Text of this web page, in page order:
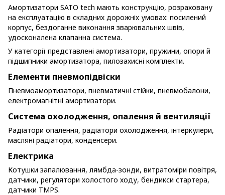
Амортизатори SATO tech мають конструкцію, розраховану
на експлуатацію в складних дорожніх умовах: посилений
корпус, бездоганне виконання зварювальних швів,
удосконалена клапанна система.
У категорії представлені амортизатори, пружини, опори й
підшипники амортизатора, пилозахисні комплекти.
Елементи пневмопідвіски
Пневмоамортизатори, пневматичні стійки, пневмобалони,
електромагнітні амортизатори.
Система охолодження, опалення й вентиляції
Радіатори опалення, радіатори охолодження, інтеркулери,
масляні радіатори, конденсери.
Електрика
Котушки запалювання, лямбда-зонди, витратоміри повітря,
датчики, регулятори холостого ходу, бендикси стартера,
датчики TMPS.